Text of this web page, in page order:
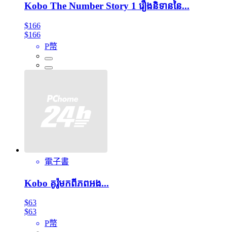
Kobo The Number Story 1 រឿងនិទាននៃ...
$166
$166
P幣
電子書
Kobo គូរ៉ូមកពីភពអង...
$63
$63
P幣